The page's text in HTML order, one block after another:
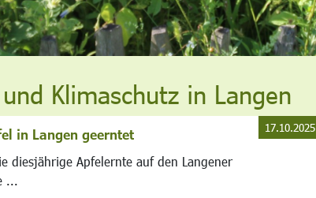
Klimaschutz in Langen
in Langen geerntet
diesjährige Apfelernte auf den Langener
...
17.10.2025